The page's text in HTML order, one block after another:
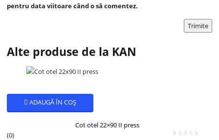
pentru data viitoare când o să comentez.
Alte produse de la KAN
ADAUGĂ ÎN COȘ
Cot otel 22×90 II press
(0)